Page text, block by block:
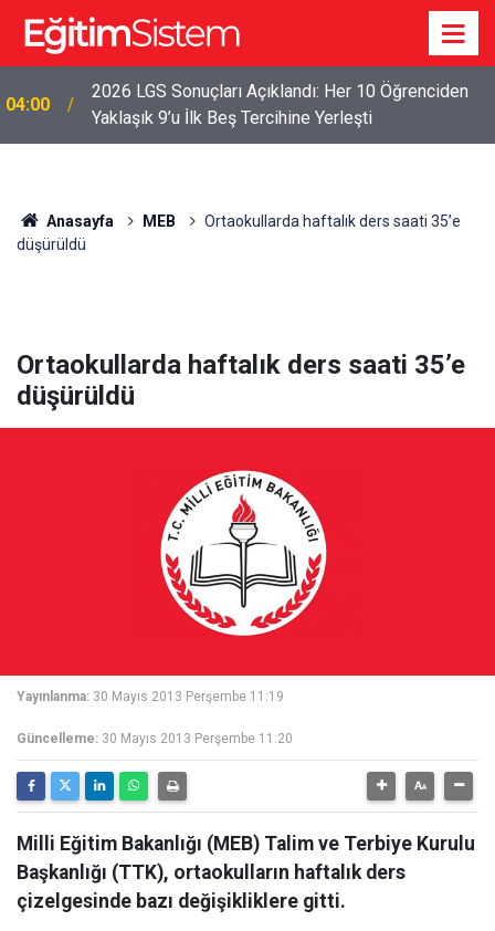
04:00
2026 LGS Sonuçları Açıklandı: Her 10 Öğrenciden
Yaklaşık 9’u İlk Beş Tercihine Yerleşti
Anasayfa MEB
Ortaokullarda haftalık ders saati 35’e
düşürüldü
Ortaokullarda haftalık ders saati 35’e
düşürüldü
Yayınlanma: 30 Mayıs 2013 Perşembe 11:19
Güncelleme: 30 Mayıs 2013 Perşembe 11:20
Milli Eğitim Bakanlığı (MEB) Talim ve Terbiye Kurulu
Başkanlığı (TTK), ortaokulların haftalık ders
çizelgesinde bazı değişikliklere gitti.